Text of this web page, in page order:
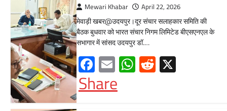
Mewari Khabar April 22, 2026
मेवाड़ी खबर@उदयपुर।दूर संचार सलाहकार समिति की
बैठक बुधवार को भारत संचार निगम लिमिटेड बीएसएनएल के
सभागार में सांसद उदयपुर डॉ.…
Facebook
EmailWhatsApp
Reddit
X
Share